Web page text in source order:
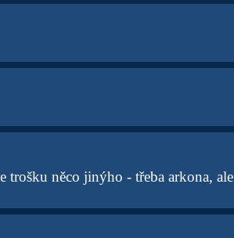
trošku něco jinýho - třeba arkona, ale